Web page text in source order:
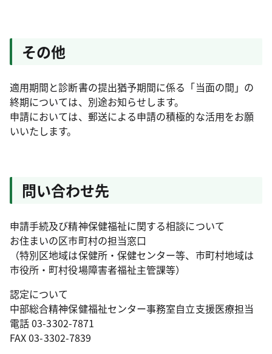
その他
適用期間と診断書の提出猶予期間に係る「当面の間」の
終期については、別途お知らせします。
申請においては、郵送による申請の積極的な活用をお願
いいたします。
問い合わせ先
申請手続及び精神保健福祉に関する相談について
お住まいの区市町村の担当窓口
（特別区地域は保健所・保健センター等、市町村地域は
市役所・町村役場障害者福祉主管課等）
認定について
中部総合精神保健福祉センター事務室自立支援医療担当
電話 03-3302-7871
FAX 03-3302-7839